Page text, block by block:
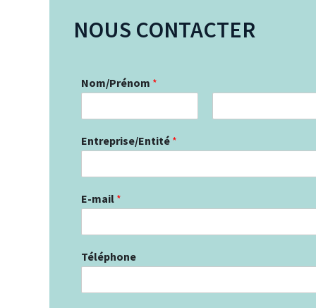
NOUS CONTACTER
Nom/Prénom *
r
é
m
Entreprise/Entité *
E-mail *
Téléphone